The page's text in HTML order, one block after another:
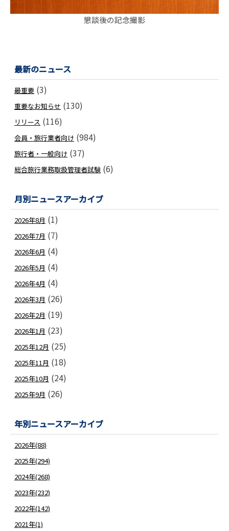
懇談後の記念撮影
最新のニュース
最重要 (3)
重要なお知らせ (130)
リリース (116)
会員・旅行業者向け (984)
旅行者・一般向け (37)
総合旅行業務取扱管理者試験 (6)
月別ニュースアーカイブ
2026年8月 (1)
2026年7月 (7)
2026年6月 (4)
2026年5月 (4)
2026年4月 (4)
2026年3月 (26)
2026年2月 (19)
2026年1月 (23)
2025年12月 (25)
2025年11月 (18)
2025年10月 (24)
2025年9月 (26)
年別ニュースアーカイブ
2026年(88)
2025年(294)
2024年(268)
2023年(232)
2022年(142)
2021年(1)